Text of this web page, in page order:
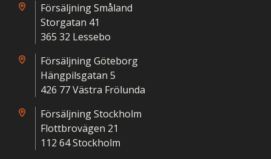
Försäljning Småland
Storgatan 41
365 32 Lessebo
Försäljning Göteborg
Hängpilsgatan 5
426 77 Västra Frölunda
Försäljning Stockholm
Flottbrovägen 21
112 64 Stockholm